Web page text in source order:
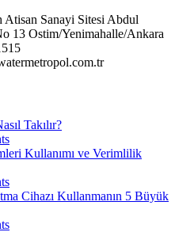
Atisan Sanayi Sitesi Abdul
13 Ostim/Yenimahalle/Ankara
Takılır?
Kullanımı ve Verimlilik
Cihazı Kullanmanın 5 Büyük